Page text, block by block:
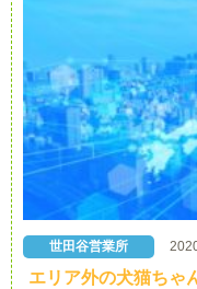
世田谷営業所
エリア外の犬猫ちゃ